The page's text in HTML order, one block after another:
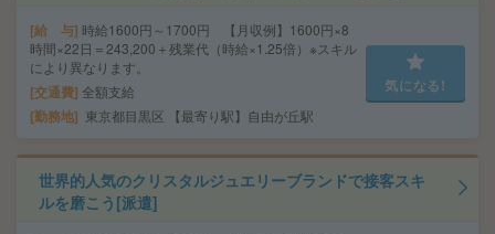
給 与 時給1600円～1700円 【月収例】1600円×8
時間×22日＝243,200＋残業代（時給×1.25倍）※スキル
により異なります。
交通費 全額支給
勤務地 東京都目黒区 【最寄り駅】自由が丘駅
気になる!
世界的人気のクリスタルジュエリーブランドで接客スキ
ルを磨こう[派遣]